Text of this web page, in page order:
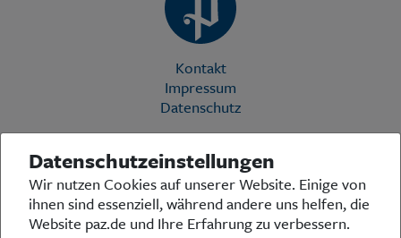
Kontakt
Impressum
Datenschutz
Die Preußische Allgemeine Zeitung (PAZ) ist eine einzigartige Stimme
in der deutschen Medienlandschaft. Woche für Woche berichtet sie
über das aktuelle Zeitgeschehen in Politik, Kultur und Wirtschaft und
bezieht zu den grundlegenden Entwicklungen unserer Gesellschaft
Datenschutzeinstellungen
Wir nutzen Cookies auf unserer Website. Einige von
ihnen sind essenziell, während andere uns helfen, die
Website paz.de und Ihre Erfahrung zu verbessern.